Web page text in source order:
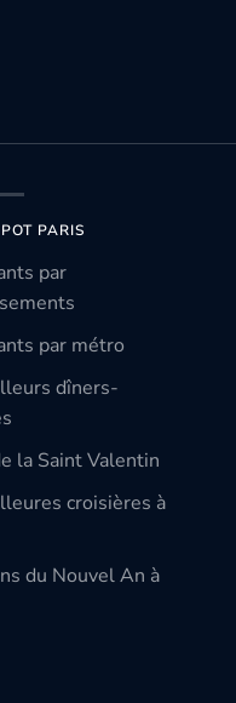
PARIS
par
par métro
dîners-
la Saint Valentin
croisières à
du Nouvel An à